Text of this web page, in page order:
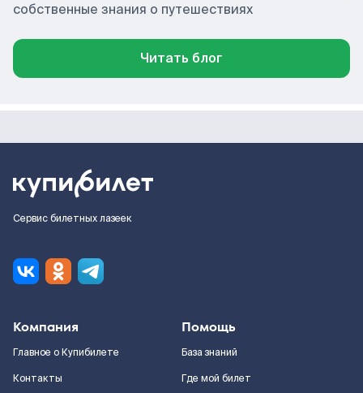
собственные знания о путешествиях
Читать блог
Сервис билетных лазеек
Компания
Главное о Купибилете
Контакты
Помощь
База знаний
Где мой билет